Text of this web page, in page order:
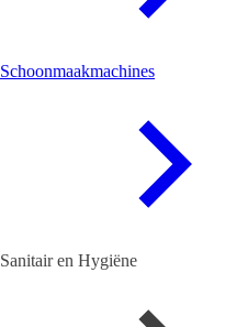
Schoonmaakmachines
Sanitair en Hygiëne